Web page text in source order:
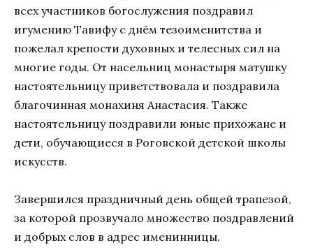
всех участников богослужения поздравил
игумению Тавифу с днём тезоименитства и
пожелал крепости духовных и телесных сил на
многие годы. От насельниц монастыря матушку
настоятельницу приветствовала и поздравила
благочинная монахиня Анастасия. Также
настоятельницу поздравили юные прихожане и
дети, обучающиеся в Роговской детской школы
искусств.
Завершился праздничный день общей трапезой,
за которой прозвучало множество поздравлений
и добрых слов в адрес именинницы.